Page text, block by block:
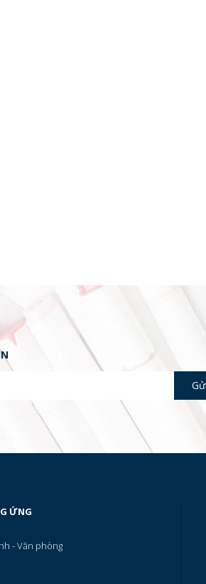
ỨNG
- Văn phòng